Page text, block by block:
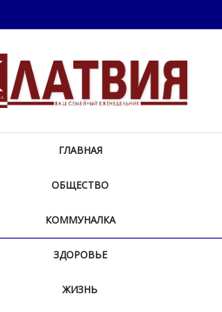
ГЛАВНАЯ
ОБЩЕСТВО
КОММУНАЛКА
ЗДОРОВЬЕ
ЖИЗНЬ